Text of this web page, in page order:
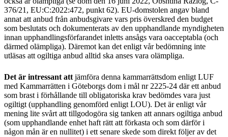
376/21, EU:C:2022:472, punkt 62). EU-domstolen angav bland
annat att anbud från anbudsgivare vars pris överskred den budget
som beslutats och dokumenterats av den upphandlande myndigheten
innan upphandlingsförfarandet inletts ansågs vara oacceptabla (och
därmed olämpliga). Däremot kan det enligt vår bedömning inte
utläsas att ogiltiga anbud alltid ska anses vara olämpliga.
Det är intressant att jämföra denna kammarrättsdom enligt LUF
med Kammarrätten i Göteborgs dom i mål nr 2225-24 där ett anbud
som brast i förhållande till obligatoriska krav bedömdes vara just
ogiltigt (upphandling genomförd enligt LOU). Det är enligt vår
mening lite svårt att tillgodogöra sig tanken att annars ogiltiga anbud
(som upphandlande enhet haft rätt att förkasta och som därför i
någon mån är en nullitet) i ett senare skede som direkt följer av det